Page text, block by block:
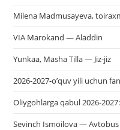
Milena Madmusayeva,
VIA Marokand — Aladdin
Yunkaa, Masha Tilla — Jiz-jiz
2026-2027-o’quv yili uchun
Oliygohlarga qabul 2026-
Sevinch Ismoilova — Avtobus